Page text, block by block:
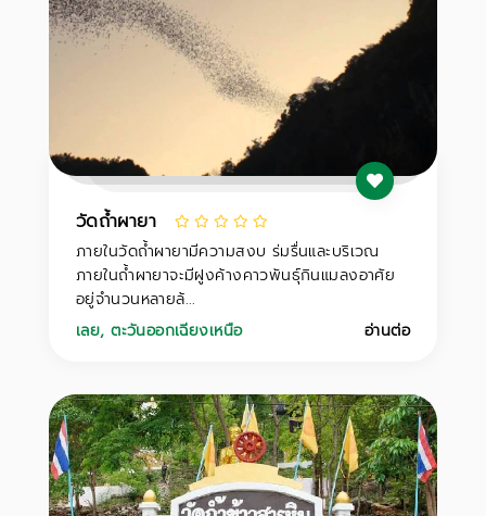
วัดถ้ำผายา
ภายในวัดถ้ำผายามีความสงบ ร่มรื่นและบริเวณ
ภายในถ้ำผายาจะมีฝูงค้างคาวพันธุ์กินแมลงอาศัย
อยู่จำนวนหลายล้...
เลย,ตะวันออกเฉียงเหนือ อ่านต่อ